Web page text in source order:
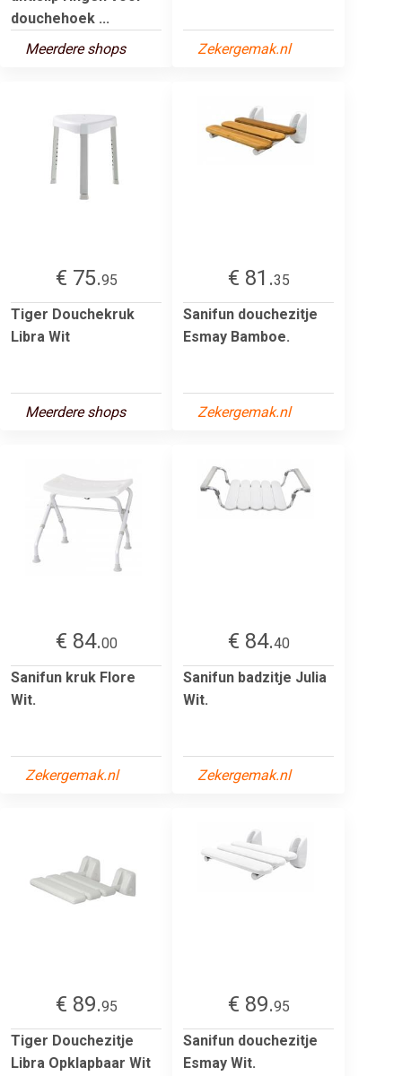
douchehoek ...
Meerdere shops
Zekergemak.nl
€ 75.95
Tiger Douchekruk
Libra Wit
Meerdere shops
€ 81.35
Sanifun douchezitje
Esmay Bamboe.
Zekergemak.nl
€ 84.00
Sanifun kruk Flore
Wit.
Zekergemak.nl
€ 84.40
Sanifun badzitje Julia
Wit.
Zekergemak.nl
€ 89.95
Tiger Douchezitje
Libra Opklapbaar Wit
€ 89.95
Sanifun douchezitje
Esmay Wit.